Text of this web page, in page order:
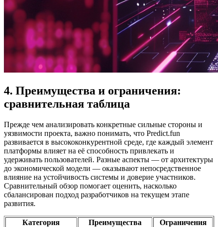
4. Преимущества и ограничения:
сравнительная таблица
Прежде чем анализировать конкретные сильные стороны и
уязвимости проекта, важно понимать, что Predict.fun
развивается в высококонкурентной среде, где каждый элемент
платформы влияет на её способность привлекать и
удерживать пользователей. Разные аспекты — от архитектуры
до экономической модели — оказывают непосредственное
влияние на устойчивость системы и доверие участников.
Сравнительный обзор помогает оценить, насколько
сбалансирован подход разработчиков на текущем этапе
развития.
Категория Преимущества Ограничения